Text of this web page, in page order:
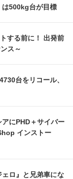
は500kg台が目標
する前に！ 出発前
ス～
台をリコール、
にPHD＋サイバー
インストー
ロ』と兄弟車にな